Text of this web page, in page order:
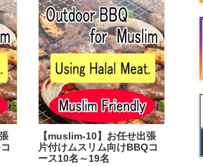
【muslim-10】お任せ出張
片付けムスリム向けBBQコ
ース10名～19名